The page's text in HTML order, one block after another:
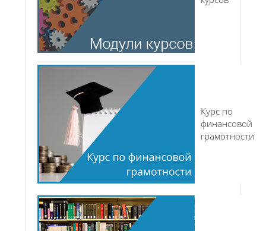
Курс по
финансовой
грамотности